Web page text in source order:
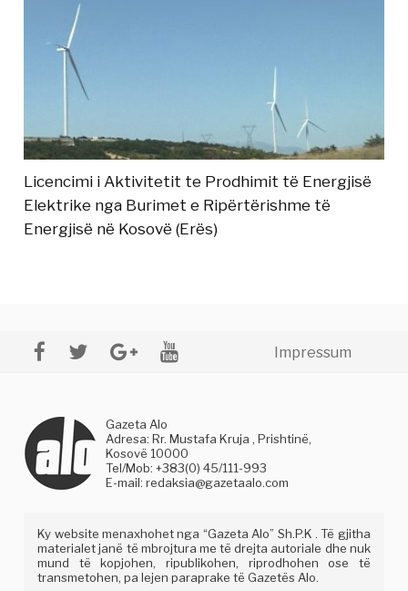
Licencimi i Aktivitetit te Prodhimit të Energjisë
Elektrike nga Burimet e Ripërtërishme të
Energjisë në Kosovë (Erës)
Impressum
Gazeta Alo
Adresa: Rr. Mustafa Kruja , Prishtinë,
Kosovë 10000
Tel/Mob: +383(0) 45/111-993
E-mail:redaksia@gazetaalo.com
Ky website menaxhohet nga “Gazeta Alo” Sh.P.K . Të gjitha
materialet janë të mbrojtura me të drejta autoriale dhe nuk
mund të kopjohen, ripublikohen, riprodhohen ose të
transmetohen, pa lejen paraprake të Gazetës Alo.